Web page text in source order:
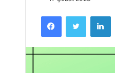
Facebook Twitter LinkedIn